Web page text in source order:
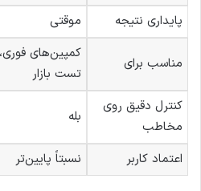
پایداری نتیجه
موقتی
مناسب برای
کمپین‌های فوری،
تست بازار
کنترل دقیق روی
مخاطب
بله
اعتماد کاربر نسبتاً پایین‌تر